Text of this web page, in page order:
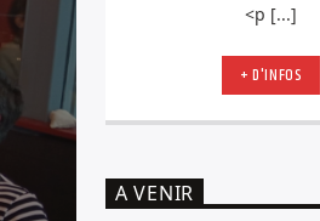
<p [...]
+ D'INFOS
A VENIR